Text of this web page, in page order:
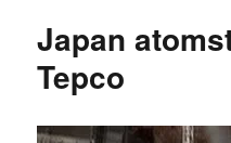
höher
aber
Japan
Tepco